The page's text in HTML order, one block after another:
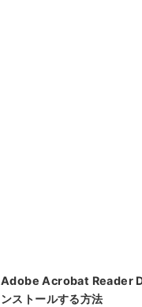
Adobe Acrobat Reader
ンストールする方法